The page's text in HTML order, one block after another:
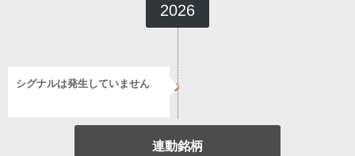
2026
シグナルは発生していません
連動銘柄